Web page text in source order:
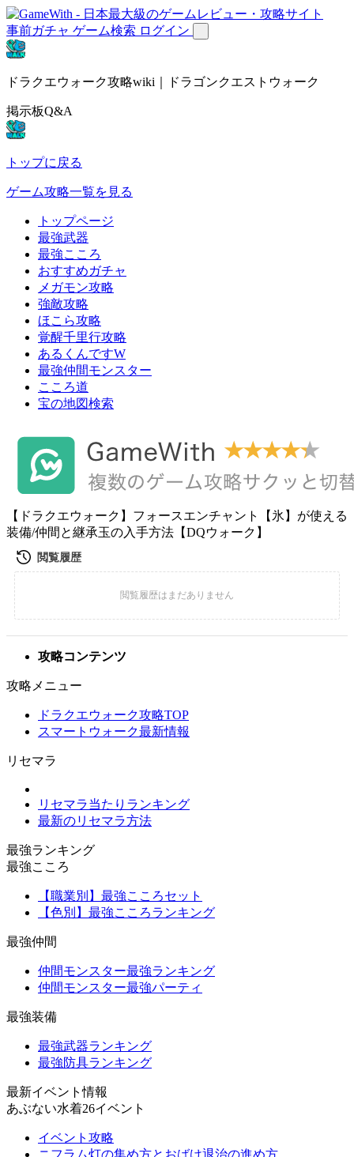
事前ガチャ ゲーム検索 ログイン
ドラクエウォーク攻略wiki｜ドラゴンクエストウォーク
掲示板Q&A
トップに戻る
ゲーム攻略一覧を見る
トップページ
最強武器
最強こころ
おすすめガチャ
メガモン攻略
強敵攻略
ほこら攻略
覚醒千里行攻略
あるくんですW
最強仲間モンスター
こころ道
宝の地図検索
【ドラクエウォーク】フォースエンチャント【氷】が使える
装備/仲間と継承玉の入手方法【DQウォーク】
攻略コンテンツ
攻略メニュー
ドラクエウォーク攻略TOP
スマートウォーク最新情報
リセマラ
リセマラ当たりランキング
最新のリセマラ方法
最強ランキング
最強こころ
【職業別】最強こころセット
【色別】最強こころランキング
最強仲間
仲間モンスター最強ランキング
仲間モンスター最強パーティ
最強装備
最強武器ランキング
最強防具ランキング
最新イベント情報
あぶない水着26イベント
イベント攻略
ニフラム灯の集め方とおばけ退治の進め方